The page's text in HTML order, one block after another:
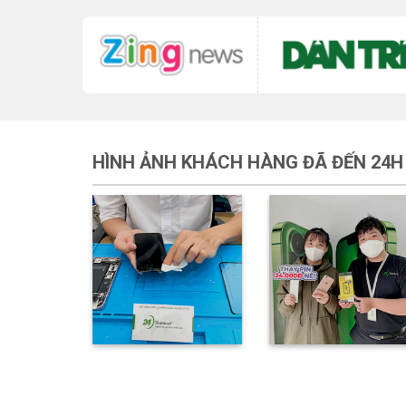
HÌNH ẢNH KHÁCH HÀNG ĐÃ ĐẾN